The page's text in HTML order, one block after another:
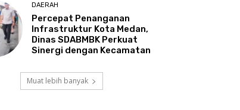
DAERAH
Percepat Penanganan
Infrastruktur Kota Medan,
Dinas SDABMBK Perkuat
Sinergi dengan Kecamatan
Muat lebih banyak